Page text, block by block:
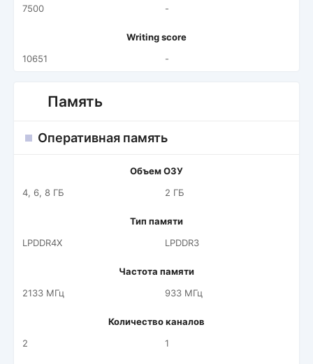
7500
-
Writing score
10651
-
Память
Оперативная память
Объем ОЗУ
4, 6, 8 ГБ
2 ГБ
Тип памяти
LPDDR4X
LPDDR3
Частота памяти
2133 МГц
933 МГц
Количество каналов
2
1